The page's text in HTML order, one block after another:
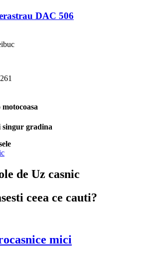
DAC 506
buc
gradina
de Uz casnic
ceea ce cauti?
mici